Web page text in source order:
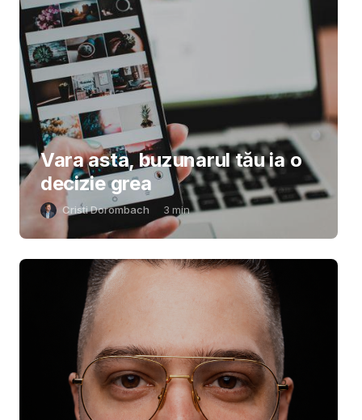
Vara asta, buzunarul tău ia o
decizie grea
Cristi Dorombach 3 min